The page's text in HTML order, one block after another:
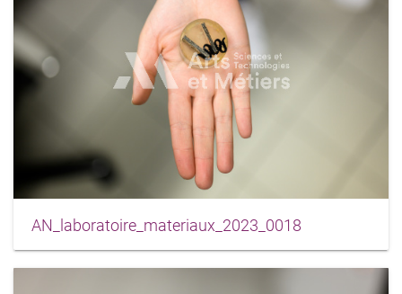
AN_laboratoire_materiaux_2023_0018